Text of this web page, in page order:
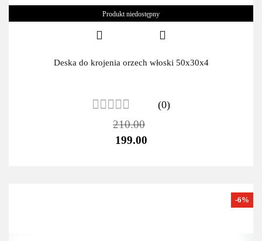
Produkt niedostępny
Deska do krojenia orzech włoski 50x30x4
(0)
210.00
199.00
-6%